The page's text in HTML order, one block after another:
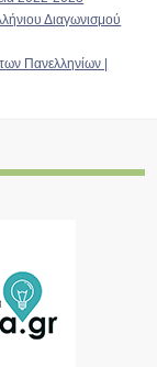
Διαγωνισμού
Πανελληνίων |